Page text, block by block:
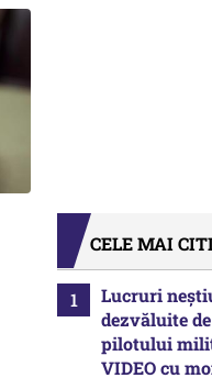
CELE MAI
Lucruri
dezvăluite
pilotului
VIDEO cu